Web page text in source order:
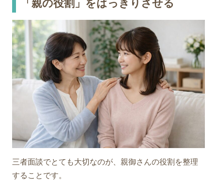
「親の役割」をはっきりさせる
三者面談でとても大切なのが、親御さんの役割を整理
することです。